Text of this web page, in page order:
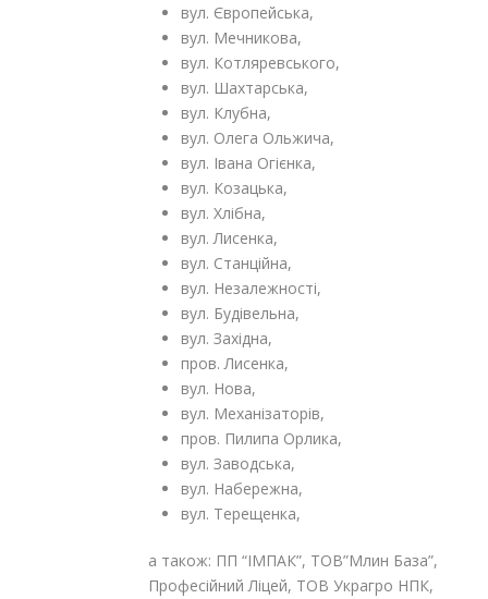
вул. Європейська,
вул. Мечникова,
вул. Котляревського,
вул. Шахтарська,
вул. Клубна,
вул. Олега Ольжича,
вул. Івана Огієнка,
вул. Козацька,
вул. Хлібна,
вул. Лисенка,
вул. Станційна,
вул. Незалежності,
вул. Будівельна,
вул. Західна,
пров. Лисенка,
вул. Нова,
вул. Механізаторів,
пров. Пилипа Орлика,
вул. Заводська,
вул. Набережна,
вул. Терещенка,
а також: ПП “ІМПАК”, ТОВ”Млин База”,
Професійний Ліцей, ТОВ Украгро НПК,